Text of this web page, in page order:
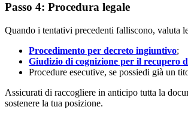
Passo 4: Procedura legale
Quando i tentativi precedenti falliscono, valuta
Procedimento per decreto ingiuntivo;
Giudizio di cognizione per il recupero
Procedure esecutive, se possiedi già un
Assicurati di raccogliere in anticipo tutta la
sostenere la tua posizione.